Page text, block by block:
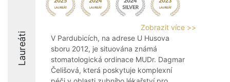
Laureáti
Zobrazit více >>
V Pardubicích, na adrese U Husova
sboru 2012, je situována známá
stomatologická ordinace MUDr. Dagmar
Čelišová, která poskytuje komplexní